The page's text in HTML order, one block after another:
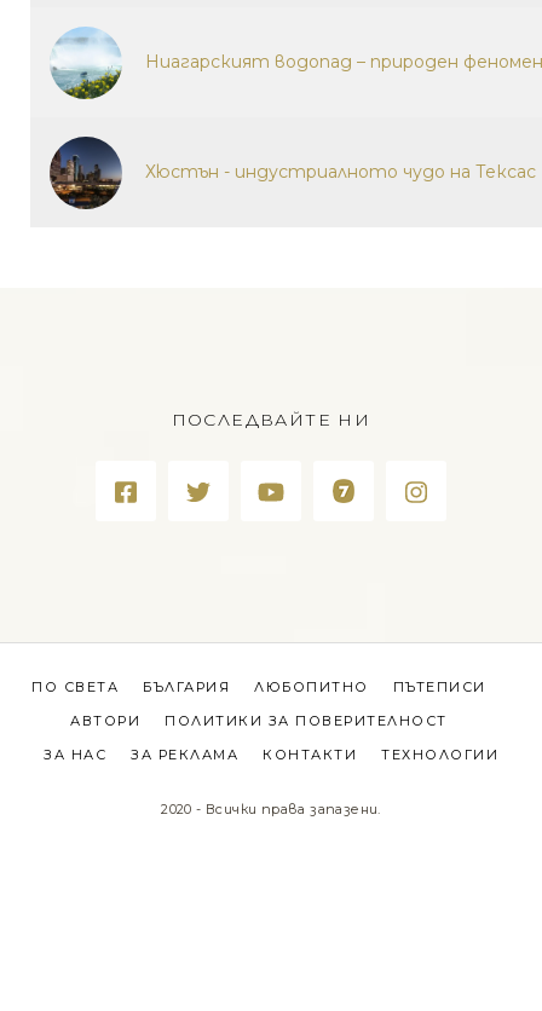
Ниагарският водопад – природен
Хюстън - индустриалното чудо на Тексас
ПОСЛЕДВАЙТЕ НИ
ПО СВЕТА БЪЛГАРИЯ ЛЮБОПИТНО
ПЪТЕПИСИ
АВТОРИ
ПОЛИТИКИ ЗА ПОВЕРИТЕЛНОСТ
ЗА НАС
ЗА РЕКЛАМА КОНТАКТИ ТЕХНОЛОГИИ
2020 - Всички права запазени.